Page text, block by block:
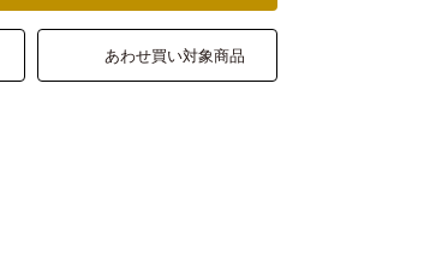
あわせ買い対象商品